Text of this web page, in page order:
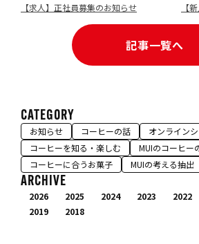
【求人】正社員募集のお知らせ
記事一覧へ
【
CATEGORY
お知らせ コーヒーの話
オンライン
コーヒーを知る・楽しむ
MUIのコーヒー
コーヒーに合うお菓子
MUIの考える抽出
ARCHIVE
2026 2025 2024 2023 2022
2019
2018